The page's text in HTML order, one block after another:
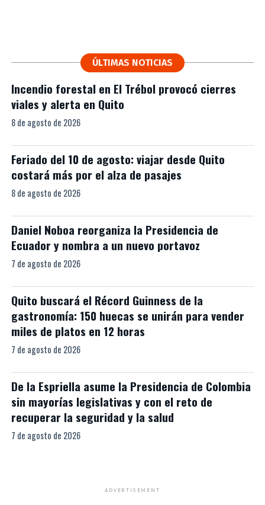
ÚLTIMAS NOTICIAS
Incendio forestal en El Trébol provocó cierres
viales y alerta en Quito
8 de agosto de 2026
Feriado del 10 de agosto: viajar desde Quito
costará más por el alza de pasajes
8 de agosto de 2026
Daniel Noboa reorganiza la Presidencia de
Ecuador y nombra a un nuevo portavoz
7 de agosto de 2026
Quito buscará el Récord Guinness de la
gastronomía: 150 huecas se unirán para vender
miles de platos en 12 horas
7 de agosto de 2026
De la Espriella asume la Presidencia de Colombia
sin mayorías legislativas y con el reto de
recuperar la seguridad y la salud
7 de agosto de 2026
ADVERTISEMENT